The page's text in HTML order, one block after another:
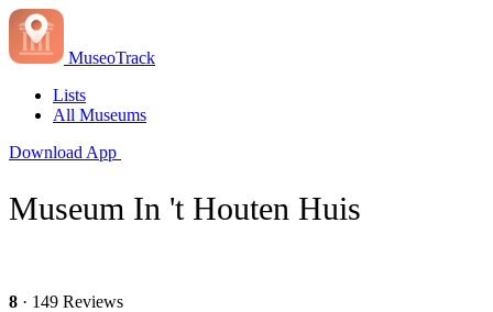
MuseoTrack
Lists
All Museums
Download App
Museum In 't Houten Huis
8 · 149 Reviews